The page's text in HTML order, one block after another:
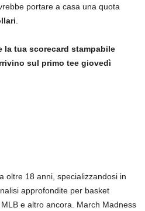
portare a casa una quota
la tua scorecard stampabile
sul primo tee giovedì
oltre 18 anni, specializzandosi in
approfondite per basket
e altro ancora. March Madness